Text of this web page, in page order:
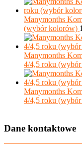
Manymonths
(wybór kolorów)
Manymonths
4/4,5 roku
Manymonths
4/4,5 roku
Dane kontaktowe